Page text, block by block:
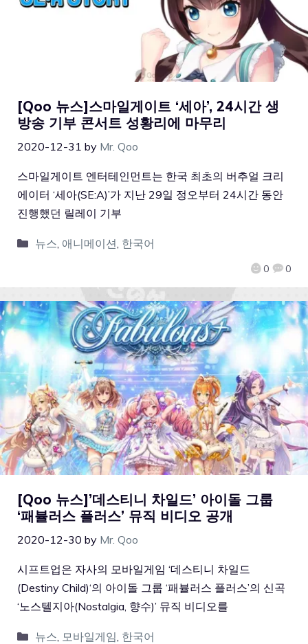
[Qoo 뉴스]스마일게이트 ‘세아’, 24시간 생
방송 기부 콘서트 성황리에 마무리
2020-12-31 by Mr. Qoo
0 0
스마일게이트 엔터테인먼트는 한국 최초의 버추얼 크리
에이터 ‘세아(SE:A)’가 지난 29일 정오부터 24시간 동안
진행했던 릴레이 기부
뉴스 애니메이션 한국어
[Qoo 뉴스]’데스티니 차일드’ 아이돌 그룹
‘패뷸러스 플러스’ 뮤직 비디오 공개
2020-12-30 by Mr. Qoo
시프트업은 자사의 모바일게임 ‘데스티니 차일드
(Destiny Child)‘의 아이돌 그룹 ‘패뷸러스 플러스’의 신곡
‘노스텔지아(Nostalgia, 향수)’ 뮤직 비디오를
뉴스 모바일게임 한국어